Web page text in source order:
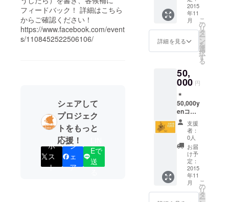
フィードバック！ 詳細はこちら
からご確認ください！
https://www.facebook.com/event
s/1108452522506106/
シェアして
プロジェク
トをもっと
応援！
ポ
ス
ト
シ
ェ
ア
Eで
送
Upper
&おみこ
しバッ
ジ＋お
おきに
カード+
阪Up！
てぬぐ
い(２色
セット)
2015
年11
月
詳細を見る
こ
の
リ
タ
ー
ン
を
選
択
す
る
50,
000 円
＊
50,000y
enコー
ス すべ
ての運
気の上
がる
グッズ
＋ 大阪
UP！メ
ンバー
３時間
利用券
支援
者：
0人
お届
け予
定：
2015
年11
月
こ
の
リ
タ
ー